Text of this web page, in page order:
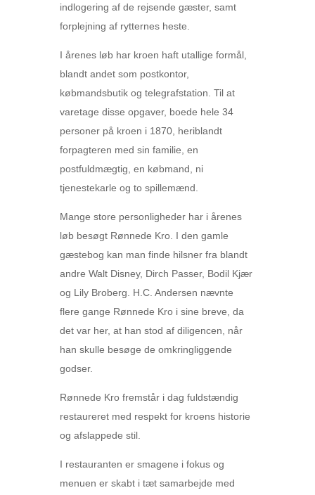
indlogering af de rejsende gæster, samt
forplejning af rytternes heste.
I årenes løb har kroen haft utallige formål,
blandt andet som postkontor,
købmandsbutik og telegrafstation. Til at
varetage disse opgaver, boede hele 34
personer på kroen i 1870, heriblandt
forpagteren med sin familie, en
postfuldmægtig, en købmand, ni
tjenestekarle og to spillemænd.
Mange store personligheder har i årenes
løb besøgt Rønnede Kro. I den gamle
gæstebog kan man finde hilsner fra blandt
andre Walt Disney, Dirch Passer, Bodil Kjær
og Lily Broberg. H.C. Andersen nævnte
flere gange Rønnede Kro i sine breve, da
det var her, at han stod af diligencen, når
han skulle besøge de omkringliggende
godser.
Rønnede Kro fremstår i dag fuldstændig
restaureret med respekt for kroens historie
og afslappede stil.
I restauranten er smagene i fokus og
menuen er skabt i tæt samarbejde med